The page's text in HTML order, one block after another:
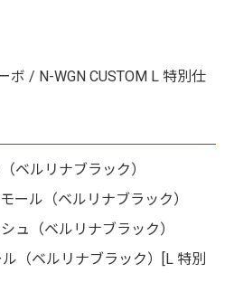
ボ / N-WGN CUSTOM L 特別仕
ベルリナブラック）
ール（ベルリナブラック）
ュ（ベルリナブラック）
（ベルリナブラック）[L 特別